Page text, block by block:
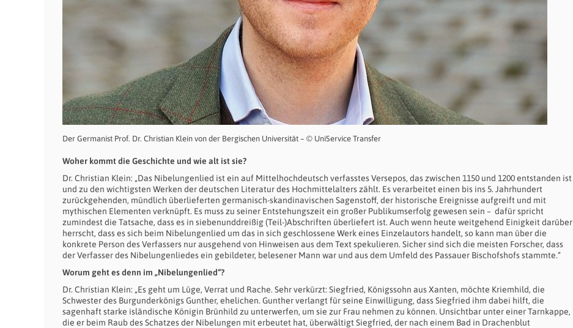
Der Germanist Prof. Dr. Christian Klein von der Bergischen Universität – © UniService Transfer
Woher kommt die Geschichte und wie alt ist sie?
Dr. Christian Klein: „Das Nibelungenlied ist ein auf Mittelhochdeutsch verfasstes Versepos, das zwischen 1150 und 1200 entstanden ist
und zu den wichtigsten Werken der deutschen Literatur des Hochmittelalters zählt. Es verarbeitet einen bis ins 5. Jahrhundert
zurückgehenden, mündlich überlieferten germanisch-skandinavischen Sagenstoff, der historische Ereignisse aufgreift und mit
mythischen Elementen verknüpft. Es muss zu seiner Entstehungszeit ein großer Publikumserfolg gewesen sein – dafür spricht
zumindest die Tatsache, dass es in siebenunddreißig (Teil-)Abschriften überliefert ist. Auch wenn heute weitgehend Einigkeit darüber
herrscht, dass es sich beim Nibelungenlied um das in sich geschlossene Werk eines Einzelautors handelt, so kann man über die
konkrete Person des Verfassers nur ausgehend von Hinweisen aus dem Text spekulieren. Sicher sind sich die meisten Forscher, dass
der Verfasser des Nibelungenliedes ein gebildeter, belesener Mann war und aus dem Umfeld des Passauer Bischofshofs stammte.“
Worum geht es denn im „Nibelungenlied“?
Dr. Christian Klein: „Es geht um Lüge, Verrat und Rache. Sehr verkürzt: Siegfried, Königssohn aus Xanten, möchte Kriemhild, die
Schwester des Burgunderkönigs Gunther, ehelichen. Gunther verlangt für seine Einwilligung, dass Siegfried ihm dabei hilft, die
sagenhaft starke isländische Königin Brünhild zu unterwerfen, um sie zur Frau nehmen zu können. Unsichtbar unter einer Tarnkappe,
die er beim Raub des Schatzes der Nibelungen mit erbeutet hat, überwältigt Siegfried, der nach einem Bad in Drachenblut